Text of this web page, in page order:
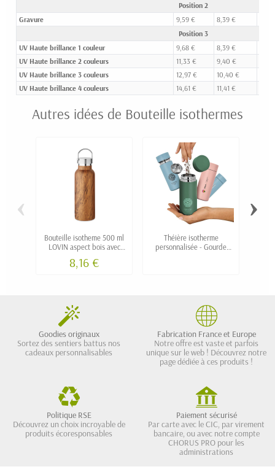
Position 2
Gravure
9,59 € 8,39 €
Position 3
UV Haute brillance 1 couleur
9,68 € 8,39 €
UV Haute brillance 2 couleurs
11,33 € 9,40 €
UV Haute brillance 3 couleurs
12,97 € 10,40 €
UV Haute brillance 4 couleurs
14,61 € 11,41 €
Autres idées de Bouteille isothermes
Bouteille isotheme 500 ml
LOVIN aspect bois avec
8,16 €
Théière isotherme
personnalisée - Gourde
‹ ›
Goodies originaux
Sortez des sentiers battus nos
cadeaux personnalisables
Fabrication France et Europe
Notre offre est vaste et parfois
unique sur le web ! Découvrez notre
page dédiée à ces produits !
Politique RSE
Découvrez un choix incroyable de
produits écoresponsables
Paiement sécurisé
Par carte avec le CIC, par virement
bancaire, ou avec notre compte
CHORUS PRO pour les
administrations